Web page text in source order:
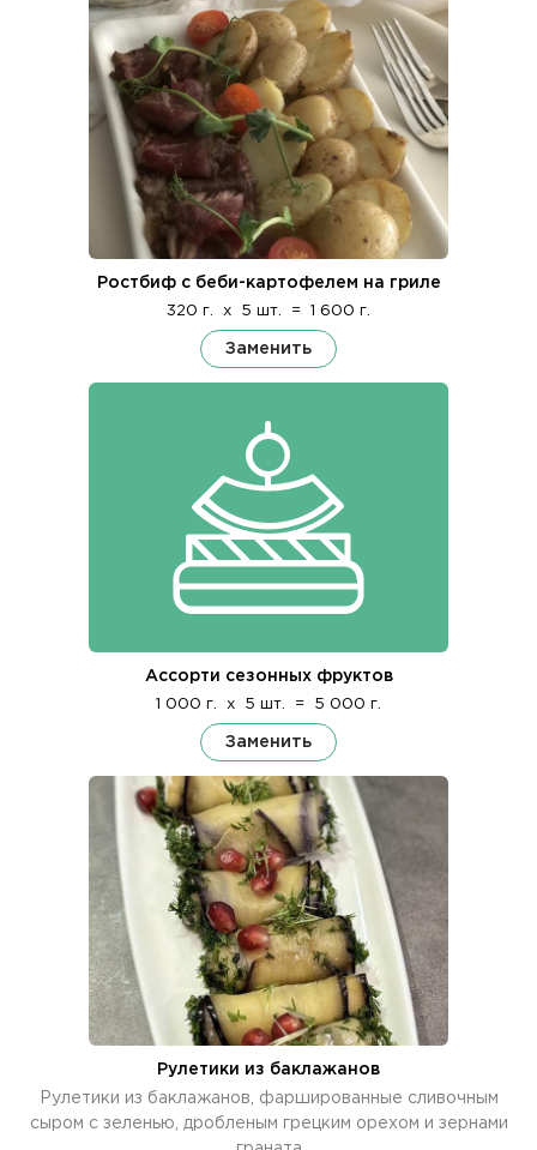
Ростбиф с беби-картофелем на гриле
320 г. x 5 шт. = 1 600 г.
Заменить
Ассорти сезонных фруктов
1 000 г. x 5 шт. = 5 000 г.
Заменить
Рулетики из баклажанов
Рулетики из баклажанов, фаршированные сливочным
сыром с зеленью, дробленым грецким орехом и зернами